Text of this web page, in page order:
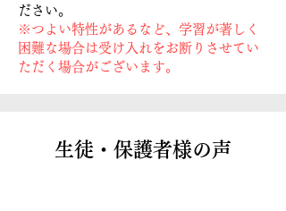
ださい。
※つよい特性があるなど、学習が著しく
困難な場合は受け入れをお断りさせてい
ただく場合がございます。
生徒・保護者様の声